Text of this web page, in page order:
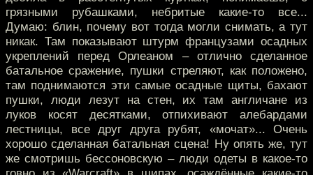
грязными рубашками, небритые какие-то все...
Думаю: блин, почему вот тогда могли снимать, а тут
никак. Там показывают штурм французами осадных
укреплений перед Орлеаном – отлично сделанное
батальное сражение, пушки стреляют, как положено,
там поднимаются эти самые осадные щиты, бахают
пушки, люди лезут на стен, их там англичане из
луков косят десятками, отпихивают алебардами
лестницы, все друг друга рубят, «мочат»... Очень
хорошо сделанная батальная сцена! Ну опять же, тут
же смотришь бессоновскую – люди одеты в какое-то